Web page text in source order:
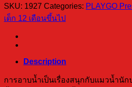
SKU: 1927 Categories: PLAYGO
เด็ก 12 เดือนขึ้นไป
Description
การอาบน้ำเป็นเรื่องสนุกกับแมวน้ำนัก